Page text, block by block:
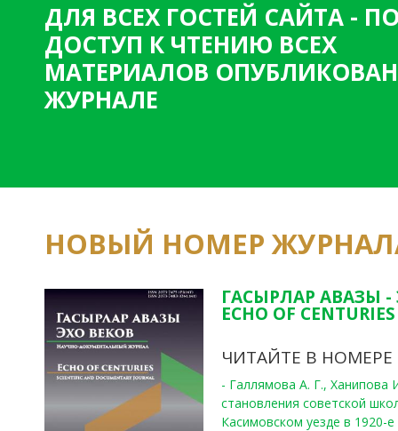
ДЛЯ ВСЕХ ГОСТЕЙ САЙТА -
ДОСТУП К ЧТЕНИЮ ВСЕХ
МАТЕРИАЛОВ
ЖУРНАЛЕ
НОВЫЙ НОМЕР
ГАСЫРЛАР АВАЗЫ -
ECHO OF
ЧИТАЙТЕ В НОМЕРЕ
- Галлямова А. Г.,
становления советской
Касимовском уезде в 1920-е